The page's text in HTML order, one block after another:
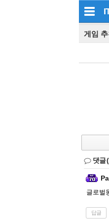
게임
댓글
글로벌
답글